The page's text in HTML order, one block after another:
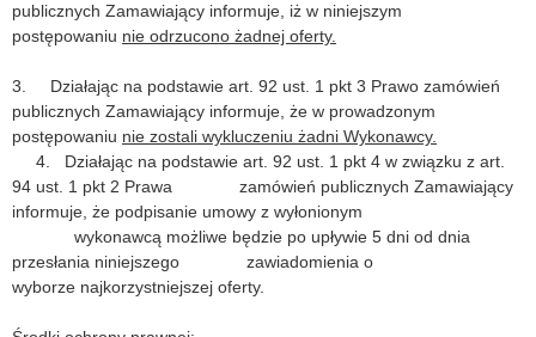
publicznych Zamawiający informuje, iż w niniejszym
postępowaniu nie odrzucono żadnej oferty.
3. Działając na podstawie art. 92 ust. 1 pkt 3 Prawo zamówień
publicznych Zamawiający informuje, że w prowadzonym
postępowaniu nie zostali wykluczeniu żadni Wykonawcy.
4. Działając na podstawie art. 92 ust. 1 pkt 4 w związku z art.
94 ust. 1 pkt 2 Prawa zamówień publicznych Zamawiający
informuje, że podpisanie umowy z wyłonionym
wykonawcą możliwe będzie po upływie 5 dni od dnia
przesłania niniejszego zawiadomienia o
wyborze najkorzystniejszej oferty.